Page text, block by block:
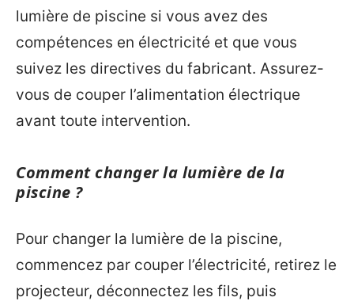
lumière de piscine si vous avez des
compétences en électricité et que vous
suivez les directives du fabricant. Assurez-
vous de couper l’alimentation électrique
avant toute intervention.
Comment changer la lumière de la
piscine ?
Pour changer la lumière de la piscine,
commencez par couper l’électricité, retirez le
projecteur, déconnectez les fils, puis